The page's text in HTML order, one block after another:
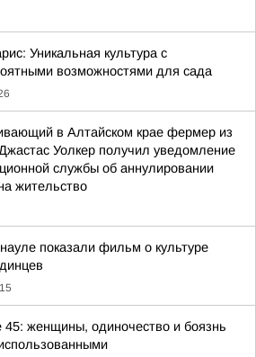
Уникальная культура с
возможностями для сада
в Алтайском крае фермер из
Уолкер получил уведомление
службы об аннулировании
жительство
показали фильм о культуре
45: женщины, одиночество и боязнь